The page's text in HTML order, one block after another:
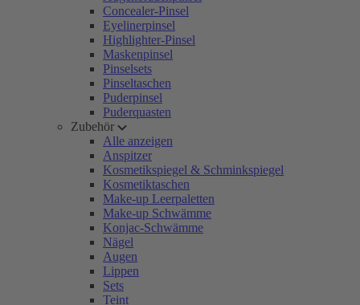
Concealer-Pinsel
Eyelinerpinsel
Highlighter-Pinsel
Maskenpinsel
Pinselsets
Pinseltaschen
Puderpinsel
Puderquasten
Zubehör
Alle anzeigen
Anspitzer
Kosmetikspiegel & Schminkspiegel
Kosmetiktaschen
Make-up Leerpaletten
Make-up Schwämme
Konjac-Schwämme
Nägel
Augen
Lippen
Sets
Teint